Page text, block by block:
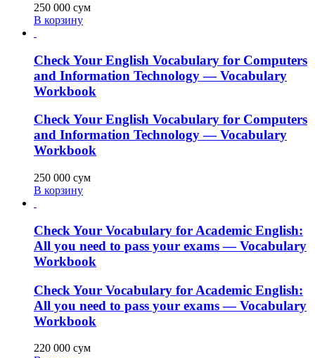
250 000 сум
В корзину
Check Your English Vocabulary for Computers
and Information Technology — Vocabulary
Workbook
Check Your English Vocabulary for Computers
and Information Technology — Vocabulary
Workbook
250 000 сум
В корзину
Check Your Vocabulary for Academic English:
All you need to pass your exams — Vocabulary
Workbook
Check Your Vocabulary for Academic English:
All you need to pass your exams — Vocabulary
Workbook
220 000 сум